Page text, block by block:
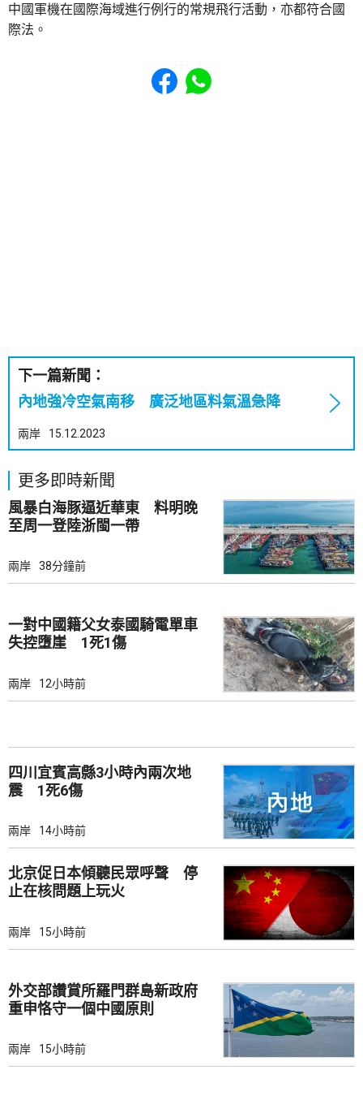
中國軍機在國際海域進行例行的常規飛行活動，亦都符合國
際法。
Share to Facebook
Share to WhatsApp
下一篇新聞：
內地強冷空氣南移 廣泛地區料氣溫急降
兩岸 15.12.2023
更多即時新聞
風暴白海豚逼近華東 料明晚
至周一登陸浙閩一帶
兩岸 38分鐘前
一對中國籍父女泰國騎電單車
失控墮崖 1死1傷
兩岸 12小時前
四川宜賓高縣3小時內兩次地
震 1死6傷
兩岸 14小時前
北京促日本傾聽民眾呼聲 停
止在核問題上玩火
兩岸 15小時前
外交部讚賞所羅門群島新政府
重申恪守一個中國原則
兩岸 15小時前